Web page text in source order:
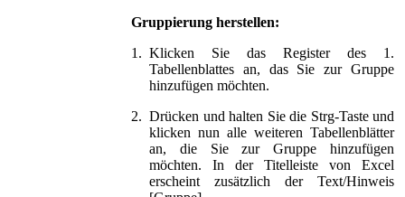
Gruppierung herstellen:
1. Klicken Sie das Register des 1.
Tabellenblattes an, das Sie zur Gruppe
hinzufügen möchten.
2. Drücken und halten Sie die Strg-Taste und
klicken nun alle weiteren Tabellenblätter
an, die Sie zur Gruppe hinzufügen
möchten. In der Titelleiste von Excel
erscheint zusätzlich der Text/Hinweis